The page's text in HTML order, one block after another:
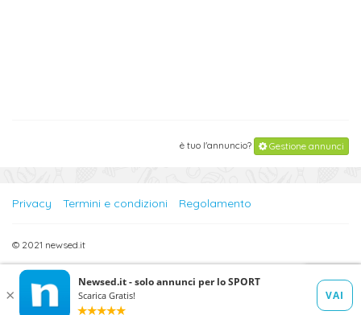
è tuo l'annuncio? Gestione annunci
Privacy Termini e condizioni Regolamento
© 2021 newsed.it